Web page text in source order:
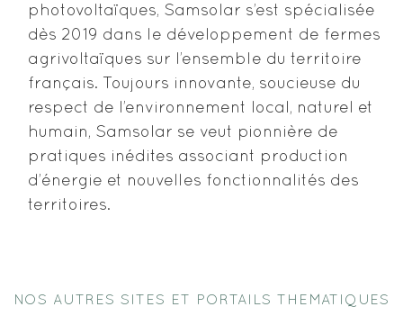
photovoltaïques, Samsolar s’est spécialisée
dès 2019 dans le développement de fermes
agrivoltaïques sur l’ensemble du territoire
français. Toujours innovante, soucieuse du
respect de l’environnement local, naturel et
humain, Samsolar se veut pionnière de
pratiques inédites associant production
d’énergie et nouvelles fonctionnalités des
territoires.
NOS AUTRES SITES ET PORTAILS THEMATIQUES